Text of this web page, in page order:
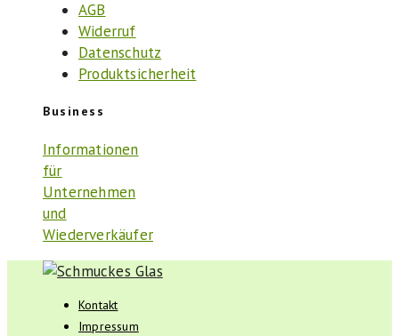
AGB
Widerruf
Datenschutz
Produktsicherheit
Business
Informationen
für
Unternehmen
und
Wiederverkäufer
Kontakt
Impressum